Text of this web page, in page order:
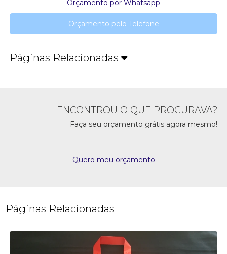
Orçamento por Whatsapp
Orçamento pelo Telefone
Páginas Relacionadas
ENCONTROU O QUE PROCURAVA?
Faça seu orçamento grátis agora mesmo!
Quero meu orçamento
Páginas Relacionadas